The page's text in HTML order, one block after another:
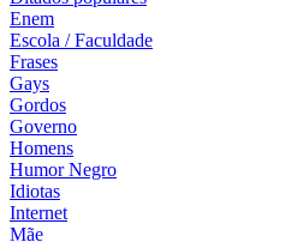
Enem
Escola / Faculdade
Frases
Gays
Gordos
Governo
Homens
Humor Negro
Idiotas
Internet
Mãe